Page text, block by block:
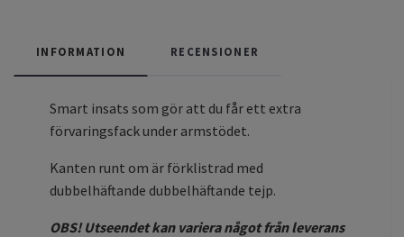
INFORMATION RECENSIONER
Smart insats som gör att du får ett extra
förvaringsfack under armstödet.
Kanten runt om är förklistrad med
dubbelhäftande dubbelhäftande tejp.
OBS! Utseendet kan variera något från leverans